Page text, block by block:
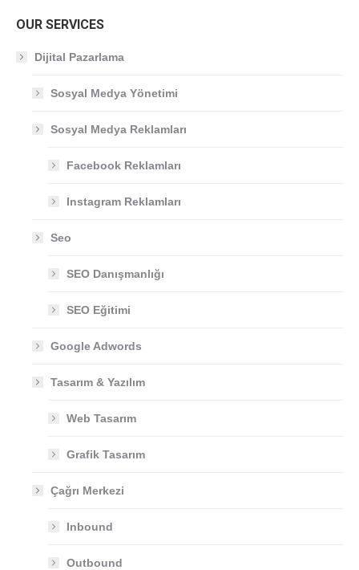
OUR SERVICES
Dijital Pazarlama
Sosyal Medya Yönetimi
Sosyal Medya Reklamları
Facebook Reklamları
Instagram Reklamları
Seo
SEO Danışmanlığı
SEO Eğitimi
Google Adwords
Tasarım & Yazılım
Web Tasarım
Grafik Tasarım
Çağrı Merkezi
Inbound
Outbound